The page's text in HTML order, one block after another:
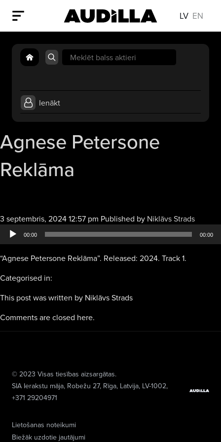
LV EN
Search
for:
Ienākt
Agnese Petersone
Reklāma
3 septembris, 2024 12:57 pm Published by Niklāvs StradsAudio
00:00 00:00
“Agnese Petersone Reklāma”. Released: 2024. Track 1.
Categorised in:
This post was written by Niklāvs Strads
Comments are closed here.
Lietošanas noteikumi
Biežāk uzdotie jautājumi
© 2023 Visas tiesības aizsargātas.
SIA Ierakstu māja, Robežu 27, Rīga, Latvija, LV-1002,
+371 29204971